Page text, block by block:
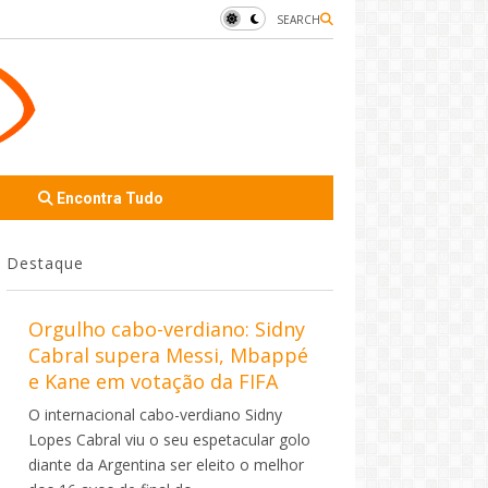
SEARCH
Encontra Tudo
Destaque
Orgulho cabo-verdiano: Sidny
Cabral supera Messi, Mbappé
e Kane em votação da FIFA
O internacional cabo-verdiano Sidny
Lopes Cabral viu o seu espetacular golo
diante da Argentina ser eleito o melhor